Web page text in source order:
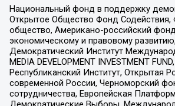
Национальный фонд в поддержку
Открытое Общество Фонд Содействия,
общество, Американо-российский
экономическому и правовому
Демократический Институт
MEDIA DEVELOPMENT INVESTMENT
Республиканский Институт, Открытая
современной России, Черноморский
сотрудничества, Европейская